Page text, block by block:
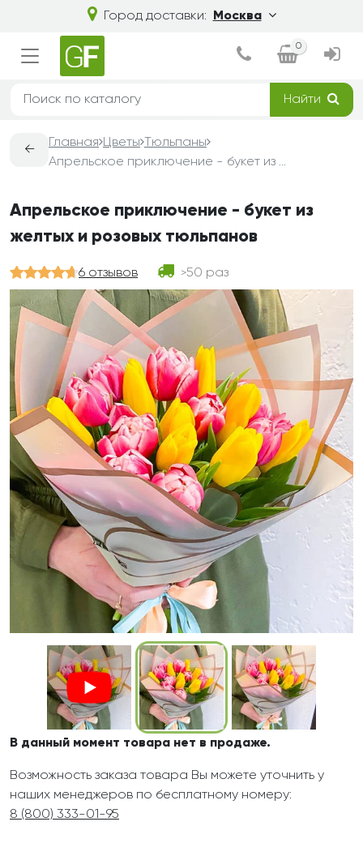
Город доставки: Москва
0
Найти
←
Главная Цветы
Тюльпаны
Апрельское приключение - букет из желтых и розовых тюльпанов
Апрельское приключение - букет из
желтых и розовых тюльпанов
6 отзывов >50 раз
В данный момент товара нет в продаже.
Возможность заказа товара Вы можете уточнить у
наших менеджеров по бесплатному номеру:
8 (800) 333-01-95